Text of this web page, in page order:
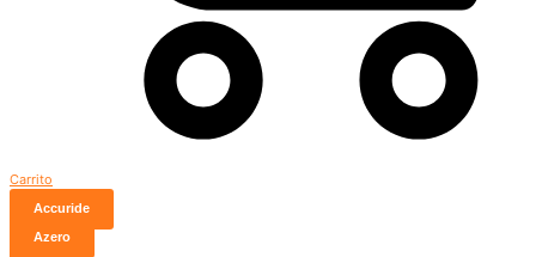
Carrito
Accuride
Azero